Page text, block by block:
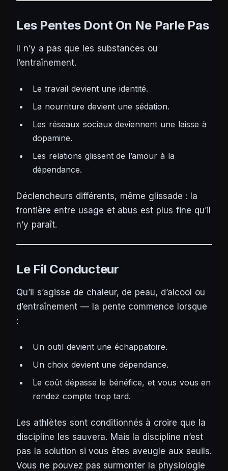
Les Pentes Dont On Ne Parle Pas
Il n’y a pas que les substances ou
l’entraînement.
Le travail devient une identité.
La nourriture devient une sédation.
Les réseaux sociaux deviennent une laisse à
dopamine.
Les relations glissent de l’amour à la
dépendance.
Déclencheurs différents, même glissade : la
frontière entre usage et abus est plus fine qu’il
n’y paraît.
Le Fil Conducteur
Qu’il s’agisse de chaleur, de peau, d’alcool ou
d’entraînement — la pente commence lorsque
:
Un outil devient une échappatoire.
Un choix devient une dépendance.
Le coût dépasse le bénéfice, et vous vous en
rendez compte trop tard.
Les athlètes sont conditionnés à croire que la
discipline les sauvera. Mais la discipline n’est
pas la solution si vous êtes aveugle aux seuils.
Vous ne pouvez pas surmonter la physiologie